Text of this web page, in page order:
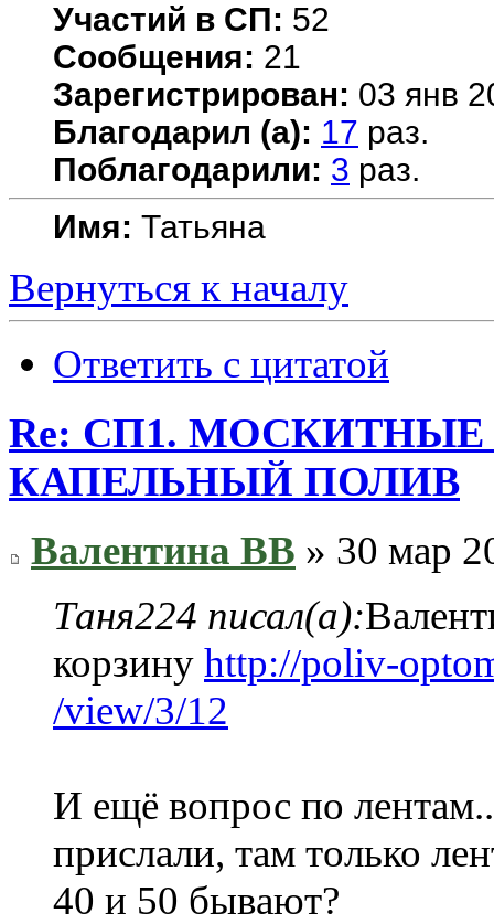
Участий в СП: 52
Сообщения: 21
Зарегистрирован: 03 янв
Благодарил (а): 17 раз.
Поблагодарили: 3 раз.
Имя: Татьяна
Вернуться к началу
Ответить с цитатой
Re: СП1.
КАПЕЛЬНЫЙ ПОЛИВ
Валентина ВВ » 30 мар
Таня224 писал(а):
корзину http://poliv-
/view/3/12
И ещё вопрос по
прислали, там только
40 и 50 бывают?